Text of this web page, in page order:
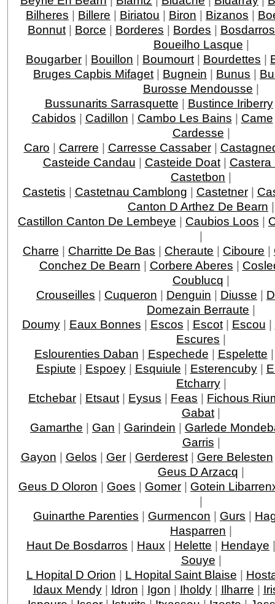
Bilheres | Billere | Biriatou | Biron | Bizanos |
Bonnut | Borce | Borderes | Bordes | Bosdarros
Boueilho Lasque |
Bougarber | Bouillon | Boumourt | Bourdettes |
Bruges Capbis Mifaget | Bugnein | Bunus |
Burosse Mendousse |
Bussunarits Sarrasquette | Bustince Iriberry
Cabidos | Cadillon | Cambo Les Bains | Came
Cardesse |
Caro | Carrere | Carresse Cassaber|
Casteide Candau | Casteide Doat| Castera
Castetbon |
Castetis | Castetnau Camblong | Castetner|
Canton D Arthez De Bearn |
Castillon Canton De Lembeye | Caubios Loos |
|
Charre | Charritte De Bas | Cheraute | Ciboure |
Conchez De Bearn | Corbere Aberes |
Coublucq |
Crouseilles | Cuqueron | Denguin | Diusse |
Domezain Berraute |
Doumy| Eaux Bonnes | Escos | Escot| Escou |
Escures |
Eslourenties Daban | Espechede | Espelette
Espiute | Espoey| Esquiule | Esterencuby|
Etcharry|
Etchebar | Etsaut | Eysus | Feas | Fichous
Gabat |
Gamarthe | Gan | Garindein | Garlede
Garris |
Gayon | Gelos | Ger| Gerderest| Gere Belesten
Geus D Arzacq |
Geus D Oloron | Goes | Gomer | Gotein
|
Guinarthe Parenties | Gurmencon | Gurs |
Hasparren |
Haut De Bosdarros | Haux | Helette | Hendaye
Souye |
L Hopital D Orion | L Hopital Saint Blaise |
Idaux Mendy| Idron | Igon | Iholdy| Ilharre |